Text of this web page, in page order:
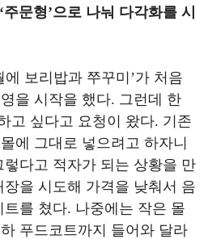
‘주문형’으로 나눠 다각화를 시
에 보리밥과 쭈꾸미 ’가 처음
을 시작을 했다. 그런데 한
고 싶다고 요청이 왔다. 기존
에 그대로 넣으려고 하자니
렇다고 적자가 되는 상황을 만
을 시도해 가격을 낮춰서 음
트를 쳤다. 나중에는 작은 몰
푸드코트까지 들어와 달라